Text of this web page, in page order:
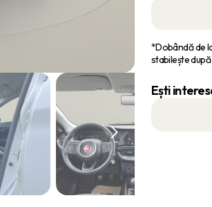
*Dobândă de
stabilește
Ești